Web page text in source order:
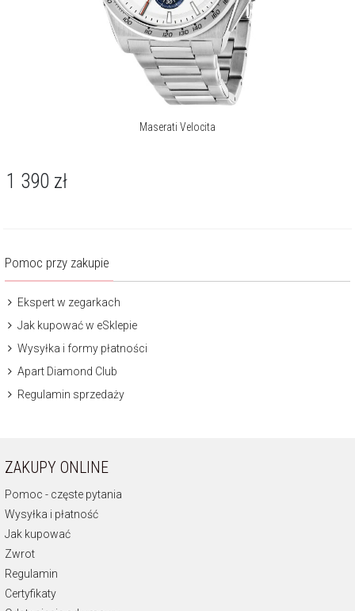
Maserati Velocita
1 390 zł
Pomoc przy zakupie
Ekspert w zegarkach
Jak kupować w eSklepie
Wysyłka i formy płatności
Apart Diamond Club
Regulamin sprzedaży
ZAKUPY ONLINE
Pomoc - częste pytania
Wysyłka i płatność
Jak kupować
Zwrot
Regulamin
Certyfikaty